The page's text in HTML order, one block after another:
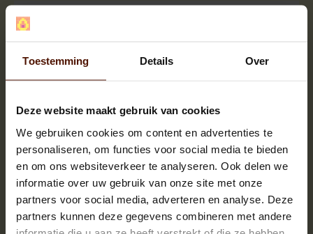
Toestemming Details Over
Deze website maakt gebruik van cookies
We gebruiken cookies om content en advertenties te
personaliseren, om functies voor social media te bieden
en om ons websiteverkeer te analyseren. Ook delen we
informatie over uw gebruik van onze site met onze
partners voor social media, adverteren en analyse. Deze
partners kunnen deze gegevens combineren met andere